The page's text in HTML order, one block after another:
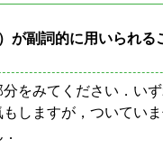
が副詞的に用いられる
をみてください．い
しますが，ついてい